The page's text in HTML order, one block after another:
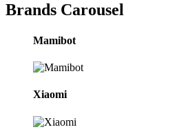
Brands Carousel
Mamibot
Xiaomi